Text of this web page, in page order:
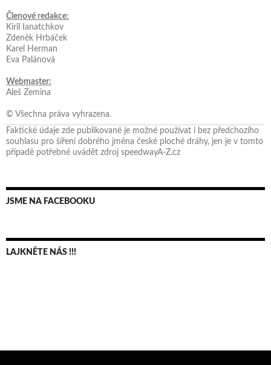
Členové redakce:
Kiril Ianatchkov
Zdeněk Hrbáček
Karel Herman
Eva Palánová
Webmaster:
Aleš Zemina
© Všechna práva vyhrazena.
Faktické údaje zde publikované je možné používat i bez předchozího
souhlasu pro šíření dobrého jména české ploché dráhy, jen je v tomto
případě potřebné uvádět zdroj speedwayA-Z.cz
JSME NA FACEBOOKU
LAJKNĚTE NÁS !!!